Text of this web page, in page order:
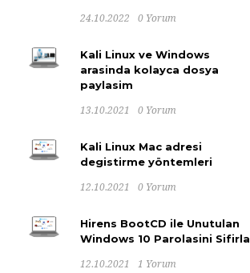
24.10.2022 0 Yorum
Kali Linux ve Windows
arasinda kolayca dosya
paylasim
13.10.2021 0 Yorum
Kali Linux Mac adresi
degistirme yöntemleri
12.10.2021 0 Yorum
Hirens BootCD ile Unutulan
Windows 10 Parolasini Sifirla
12.10.2021 1 Yorum